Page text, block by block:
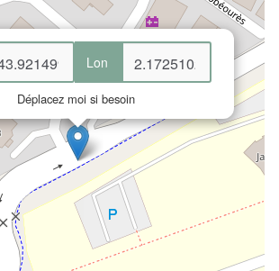
Lon
Déplacez moi si besoin